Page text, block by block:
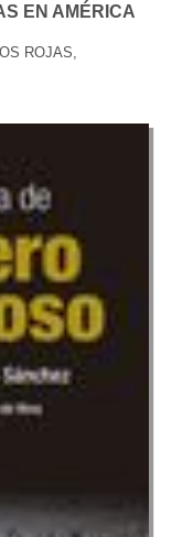
EN AMÉRICA
ROJAS,